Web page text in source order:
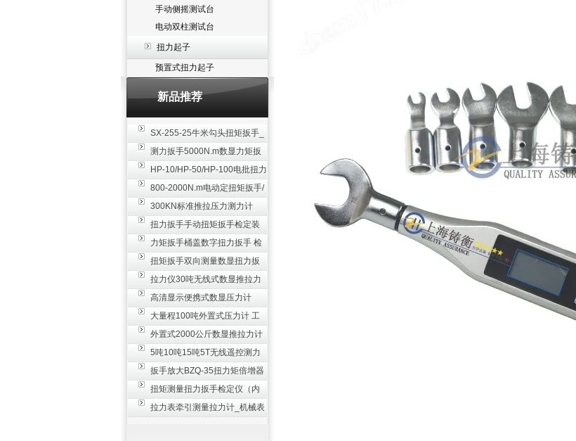
手动侧摇测试台
电动双柱测试台
扭力起子
预置式扭力起子
新品推荐
SX-255-25牛米勾头扭矩扳手_
螺栓紧固扭力扳手
测力扳手5000N.m数显力矩扳
手 非标扭力扳手工业级
HP-10/HP-50/HP-100电批扭力
测试仪,测量仪
800-2000N.m电动定扭矩扳手/
扭矩电动扳手
300KN标准推拉压力测力计
_0.3级数显压力仪
扭力扳手手动扭矩扳手检定装
置 50-100N扳手测量仪器
力矩扳手桶盖数字扭力扳手 检
测瓶盖拧紧扭矩工具
扭矩扳手双向测量数显扭力扳
手 2000N,m力矩扳手价格
拉力仪30吨无线式数显推拉力
计 数字显示测力计80T
高清显示便携式数显压力计
300N500n_手持电子测力计
大量程100吨外置式压力计 工
业用数显测力计价格
外置式2000公斤数显推拉力计
_数字拉力压力测试仪
5吨10吨15吨5T无线遥控测力
计_带遥控电子拉力计数显式
扳手放大BZQ-35扭力矩倍增器
_3500牛米扭力倍力器仪
扭矩测量扭力扳手检定仪（内
置打印） 扭矩检验仪器
拉力表牵引测量拉力计_机械表